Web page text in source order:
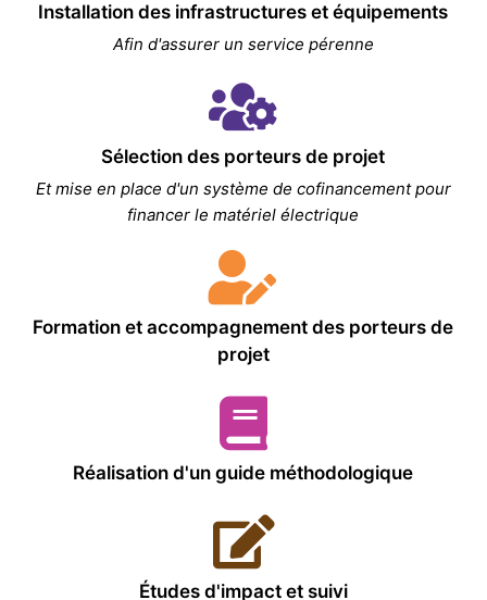
Installation des infrastructures et équipements
Afin d'assurer un service pérenne
Sélection des porteurs de projet
Et mise en place d'un système de cofinancement pour
financer le matériel électrique
Formation et accompagnement des porteurs de
projet
Réalisation d'un guide méthodologique
Études d'impact et suivi